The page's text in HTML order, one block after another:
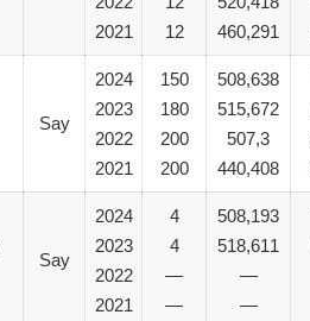
2021
12
460,291
Say
2024
2023
2022
2021
150
180
200
200
508,638
515,672
507,3
440,408
Say
2024
2023
2022
2021
4
4
—
—
508,193
518,611
—
—